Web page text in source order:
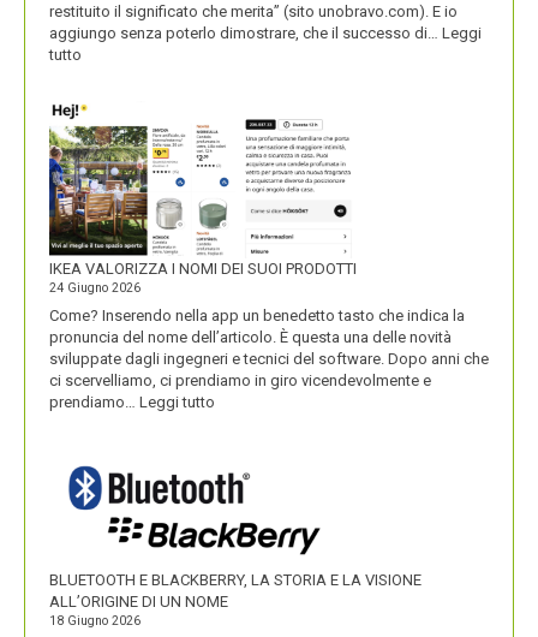
restituito il significato che merita” (sito unobravo.com). E io
aggiungo senza poterlo dimostrare, che il successo di… Leggi
tutto
IKEA VALORIZZA I NOMI DEI SUOI PRODOTTI
24 Giugno 2026
Come? Inserendo nella app un benedetto tasto che indica la
pronuncia del nome dell’articolo. È questa una delle novità
sviluppate dagli ingegneri e tecnici del software. Dopo anni che
ci scervelliamo, ci prendiamo in giro vicendevolmente e
prendiamo… Leggi tutto
NOMI
DEI
SUOI
PRODOTTI
BLUETOOTH E BLACKBERRY, LA STORIA E LA VISIONE
ALL’ORIGINE DI UN NOME
18 Giugno 2026